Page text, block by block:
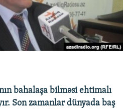
STANDARTLARIMIZ
bahalaşa bilməsi ehtimalı
Son zamanlar dünyada baş